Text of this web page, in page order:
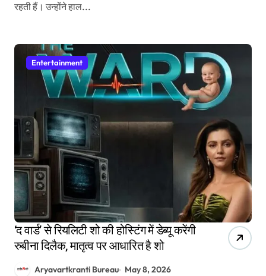
रहती हैं। उन्होंने हाल...
Entertainment
‘द वार्ड’ से रियलिटी शो की होस्टिंग में डेब्यू करेंगी
रुबीना दिलैक, मातृत्व पर आधारित है शो
Aryavartkranti Bureau May 8, 2026